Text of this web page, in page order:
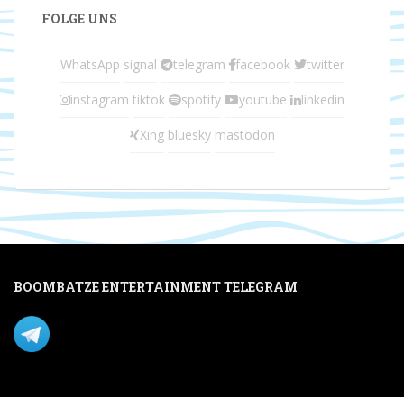
FOLGE UNS
WhatsApp signal telegram facebook twitter
instagram tiktok spotify youtube linkedin
Xing bluesky mastodon
BOOMBATZE ENTERTAINMENT TELEGRAM